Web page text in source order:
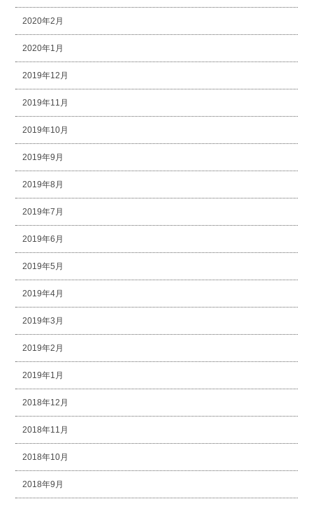
2020年2月
2020年1月
2019年12月
2019年11月
2019年10月
2019年9月
2019年8月
2019年7月
2019年6月
2019年5月
2019年4月
2019年3月
2019年2月
2019年1月
2018年12月
2018年11月
2018年10月
2018年9月